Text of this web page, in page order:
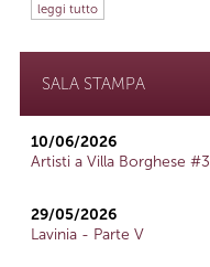
leggi tutto
SALA STAMPA
10/06/2026
Artisti a Villa Borghese #3
29/05/2026
Lavinia - Parte V